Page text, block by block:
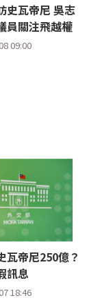
史瓦帝尼 吳志
員關注飛越權
09:00
瓦帝尼250億？
訊息
18:46